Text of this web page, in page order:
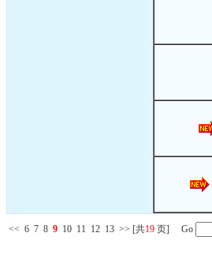
<< 6 7 8 9 10 11 12 13 >> [共19 页] Go